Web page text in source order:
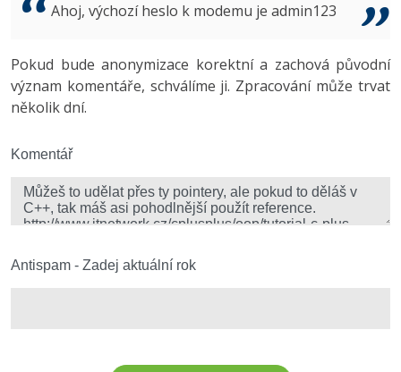
Copywriter
WordPress specialista
Algoritmy -41%
Umělá inteligence (AI) -10%
Fórum
Windows
Kybernetická bezpečnost
Fórum
Ahoj, výchozí heslo k modemu je admin123
Pokud bude anonymizace korektní a zachová původní
význam komentáře, schválíme ji. Zpracování může trvat
několik dní.
Komentář
Antispam - Zadej aktuální rok